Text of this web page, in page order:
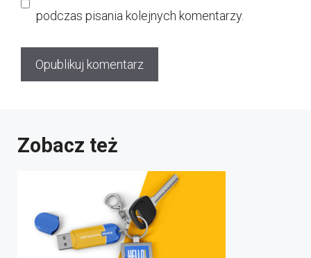
podczas pisania kolejnych komentarzy.
Zobacz też